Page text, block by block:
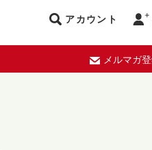
アカウント
メルマガ